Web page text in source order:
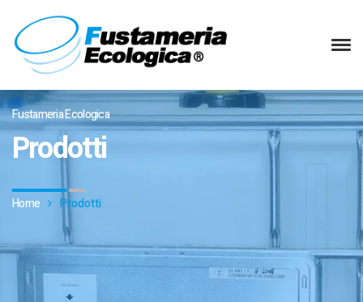
Fustameria Ecologica
Prodotti
Home Prodotti